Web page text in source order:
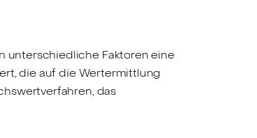
unterschiedliche Faktoren eine
die auf die Wertermittlung
das